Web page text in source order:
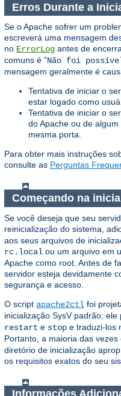
Erros Durante a
Se o Apache sofrer um
escreverá uma mensagem
no ErrorLog antes de
comuns é "Não foi
mensagem geralmente é
Tentativa de iniciar o
estar logado como
Tentativa de iniciar o
do Apache ou de
mesma porta.
Para obter mais instruções
consulte as Perguntas
Começando na
Se você deseja que seu
reinicialização do sistema,
aos seus arquivos de
rc.local ou um arquivo em
Apache como root. Antes de
servidor esteja devidamente
segurança e acesso.
O script apache2ctl foi
inicialização SysV padrão;
restart e stop e traduzi-los
Portanto, a maioria das vezes
diretório de inicialização
os requisitos exatos do seu